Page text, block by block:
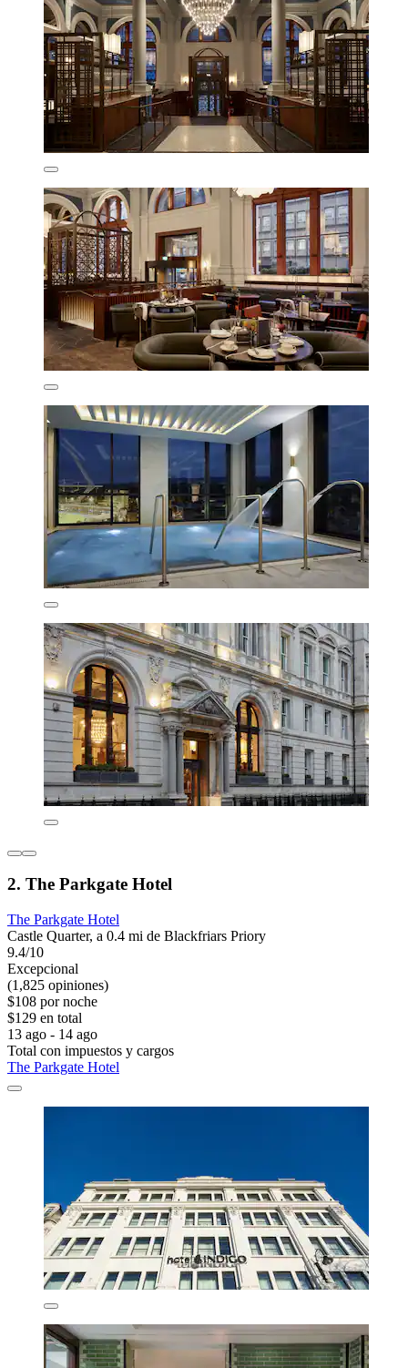
2. The Parkgate Hotel
The Parkgate Hotel
Castle Quarter, a 0.4 mi de Blackfriars Priory
9.4/10
Excepcional
(1,825 opiniones)
$108 por noche
$129 en total
13 ago - 14 ago
Total con impuestos y cargos
The Parkgate Hotel